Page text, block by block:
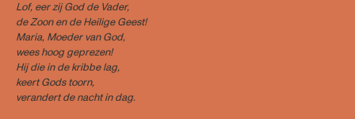
Lof, eer zij God de Vader,
de Zoon en de Heilige Geest!
Maria, Moeder van God,
wees hoog geprezen!
Hij die in de kribbe lag,
keert Gods toorn,
verandert de nacht in dag.